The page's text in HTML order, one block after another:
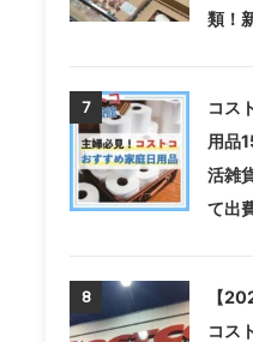
類！
7
コス
用品
活雑
て出
8
【
コス